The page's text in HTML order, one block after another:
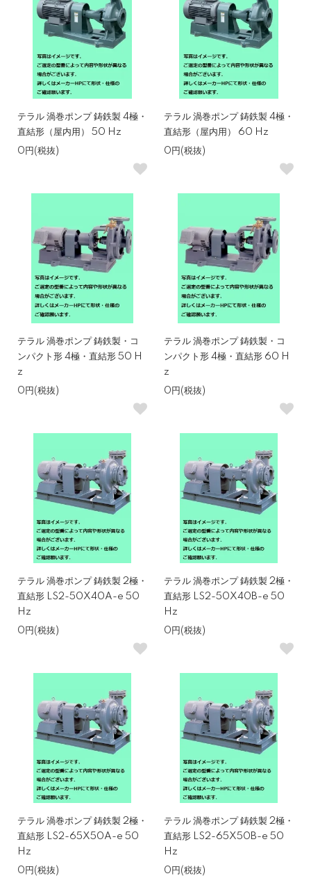
テラル 渦巻ポンプ 鋳鉄製 4極・
直結形（屋内用） 50 Hz
0円(税抜)
テラル 渦巻ポンプ 鋳鉄製 4極・
直結形（屋内用） 60 Hz
0円(税抜)
テラル 渦巻ポンプ 鋳鉄製・コ
ンパクト形 4極・直結形 50 H
z
0円(税抜)
テラル 渦巻ポンプ 鋳鉄製・コ
ンパクト形 4極・直結形 60 H
z
0円(税抜)
テラル 渦巻ポンプ 鋳鉄製 2極・
直結形 LS2-50X40A-e 50
Hz
0円(税抜)
テラル 渦巻ポンプ 鋳鉄製 2極・
直結形 LS2-50X40B-e 50
Hz
0円(税抜)
テラル 渦巻ポンプ 鋳鉄製 2極・
直結形 LS2-65X50A-e 50
Hz
0円(税抜)
テラル 渦巻ポンプ 鋳鉄製 2極・
直結形 LS2-65X50B-e 50
Hz
0円(税抜)